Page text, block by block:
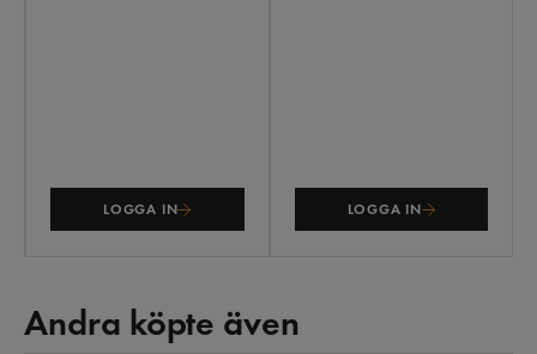
LOGGA IN LOGGA IN
Andra köpte även